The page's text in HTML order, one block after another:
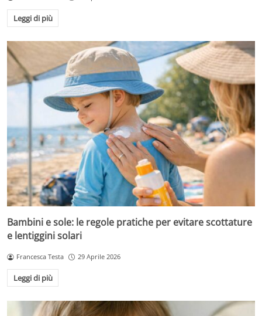
Leggi di più
Bambini e sole: le regole pratiche per evitare scottature
e lentiggini solari
Francesca Testa 29 Aprile 2026
Leggi di più